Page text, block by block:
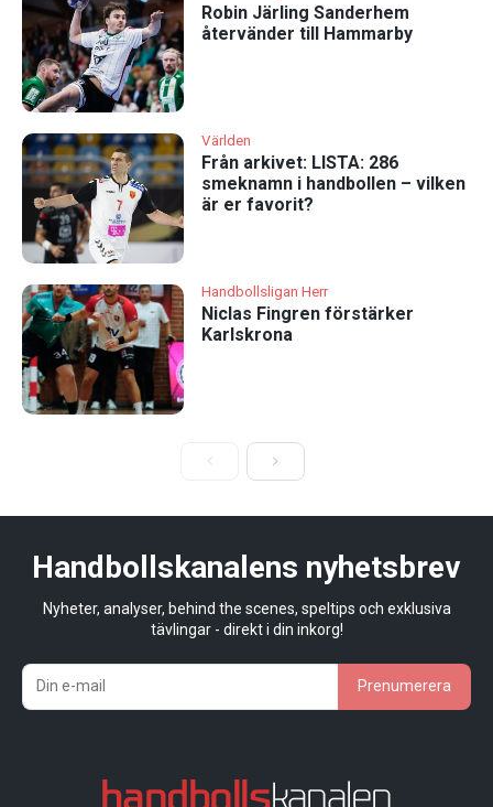
Robin Järling Sanderhem
återvänder till Hammarby
Världen
Från arkivet: LISTA: 286
smeknamn i handbollen – vilken
är er favorit?
Handbollsligan Herr
Niclas Fingren förstärker
Karlskrona
Handbollskanalens nyhetsbrev
Nyheter, analyser, behind the scenes, speltips och exklusiva
tävlingar - direkt i din inkorg!
Prenumerera